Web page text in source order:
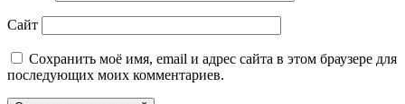
Сайт
Сохранить моё имя, email и адрес сайта в этом браузере для
последующих моих комментариев.